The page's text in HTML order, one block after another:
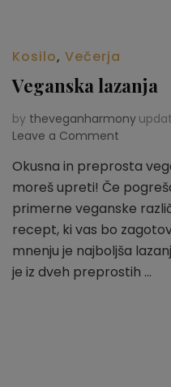
Kosilo, Večerja
Veganska lazanja
by theveganharmony
Leave a Comment
lazanja
Okusna in preprosta
moreš upreti! Če
primerne veganske
recept, ki vas bo
mnenju je najboljša
je iz dveh preprostih …